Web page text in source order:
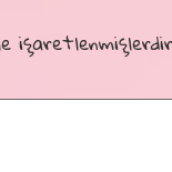
işaretlenmişlerdir